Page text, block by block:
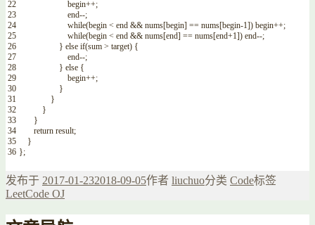
22
23
24
25
26
27
28
29
30
31
32
33
34
35
36
begin++;
end--;
while(begin < end && nums[begin] == nums[begin-1]) begin++;
while(begin < end && nums[end] == nums[end+1]) end--;
} else if(sum > target) {
end--;
} else {
begin++;
}
}
}
}
return result;
}
};
发布于 2017-01-232018-09-05作者 liuchuo分类 Code标签
LeetCode OJ